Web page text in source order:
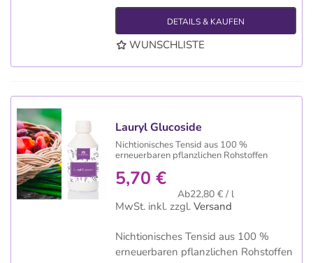
DETAILS & KAUFEN
WUNSCHLISTE
Lauryl Glucoside
Nichtionisches Tensid aus 100 %
erneuerbaren pflanzlichen Rohstoffen
5,70 €
Ab22,80 € / l
MwSt. inkl. zzgl. Versand
Nichtionisches Tensid aus 100 %
erneuerbaren pflanzlichen Rohstoffen